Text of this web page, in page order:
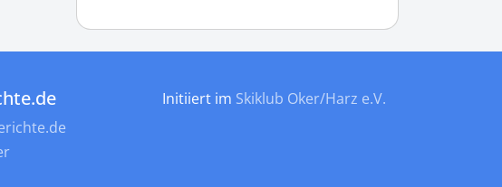
Initiiert im Skiklub Oker/Harz e.V.